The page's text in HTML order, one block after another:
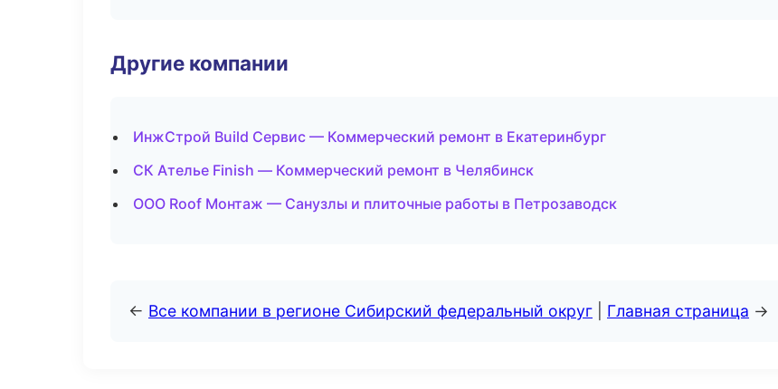
Другие компании
ИнжСтрой Build Сервис — Коммерческий ремонт в Екатеринбург
СК Ателье Finish — Коммерческий ремонт в Челябинск
ООО Roof Монтаж — Санузлы и плиточные работы в Петрозаводск
← Все компании в регионе Сибирский федеральный округ Главная страница →